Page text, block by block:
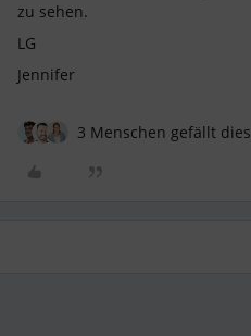
zu sehen.
LG
Jennifer
3 Menschen gefällt dies